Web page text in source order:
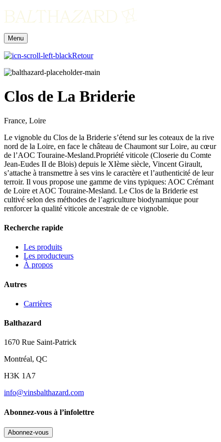
Menu
Retour
Clos de La Briderie
France, Loire
Le vignoble du Clos de la Briderie s’étend sur les coteaux de la rive
nord de la Loire, en face le château de Chaumont sur Loire, au cœur
de l’AOC Touraine-Mesland.Propriété viticole (Closerie du Comte
Jean-Eudes II de Blois) depuis le XIème siècle, Vincent Girault,
s’attache à transmettre à ses vins le caractère et l’authenticité de leur
terroir. Il vous propose une gamme de vins typiques: AOC Crémant
de Loire et AOC Touraine-Mesland. Le Clos de la Briderie est
cultivé selon des méthodes de l’agriculture biodynamique pour
renforcer la qualité viticole ancestrale de ce vignoble.
Recherche rapide
Les produits
Les producteurs
À propos
Autres
Carrières
Balthazard
1670 Rue Saint-Patrick
Montréal, QC
H3K 1A7
info@vinsbalthazard.com
Abonnez-vous à l’infolettre
Abonnez-vous